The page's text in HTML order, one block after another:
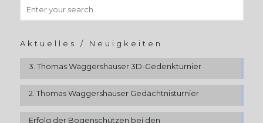
Aktuelles / Neuigkeiten
3. Thomas Waggershauser 3D-Gedenkturnier
2. Thomas Waggershauser Gedächtnisturnier
Erfolg der Bogenschützen bei den